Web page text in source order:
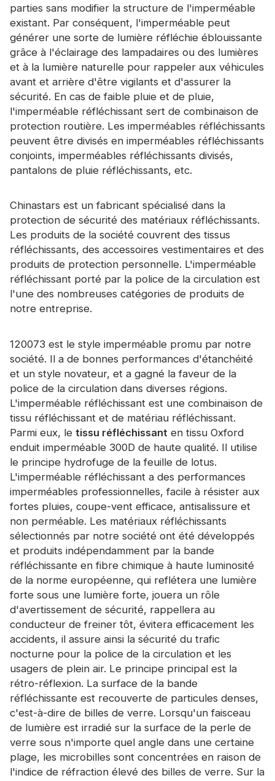
parties sans modifier la structure de l'imperméable
existant. Par conséquent, l'imperméable peut
générer une sorte de lumière réfléchie éblouissante
grâce à l'éclairage des lampadaires ou des lumières
et à la lumière naturelle pour rappeler aux véhicules
avant et arrière d'être vigilants et d'assurer la
sécurité. En cas de faible pluie et de pluie,
l'imperméable réfléchissant sert de combinaison de
protection routière. Les imperméables réfléchissants
peuvent être divisés en imperméables réfléchissants
conjoints, imperméables réfléchissants divisés,
pantalons de pluie réfléchissants, etc.
Chinastars est un fabricant spécialisé dans la
protection de sécurité des matériaux réfléchissants.
Les produits de la société couvrent des tissus
réfléchissants, des accessoires vestimentaires et des
produits de protection personnelle. L'imperméable
réfléchissant porté par la police de la circulation est
l'une des nombreuses catégories de produits de
notre entreprise.
120073 est le style imperméable promu par notre
société. Il a de bonnes performances d'étanchéité
et un style novateur, et a gagné la faveur de la
police de la circulation dans diverses régions.
L'imperméable réfléchissant est une combinaison de
tissu réfléchissant et de matériau réfléchissant.
Parmi eux, le tissu réfléchissant en tissu Oxford
enduit imperméable 300D de haute qualité. Il utilise
le principe hydrofuge de la feuille de lotus.
L'imperméable réfléchissant a des performances
imperméables professionnelles, facile à résister aux
fortes pluies, coupe-vent efficace, antisalissure et
non perméable. Les matériaux réfléchissants
sélectionnés par notre société ont été développés
et produits indépendamment par la bande
réfléchissante en fibre chimique à haute luminosité
de la norme européenne, qui reflétera une lumière
forte sous une lumière forte, jouera un rôle
d'avertissement de sécurité, rappellera au
conducteur de freiner tôt, évitera efficacement les
accidents, il assure ainsi la sécurité du trafic
nocturne pour la police de la circulation et les
usagers de plein air. Le principe principal est la
rétro-réflexion. La surface de la bande
réfléchissante est recouverte de particules denses,
c'est-à-dire de billes de verre. Lorsqu'un faisceau
de lumière est irradié sur la surface de la perle de
verre sous n'importe quel angle dans une certaine
plage, les microbilles sont concentrées en raison de
l'indice de réfraction élevé des billes de verre. Sur la